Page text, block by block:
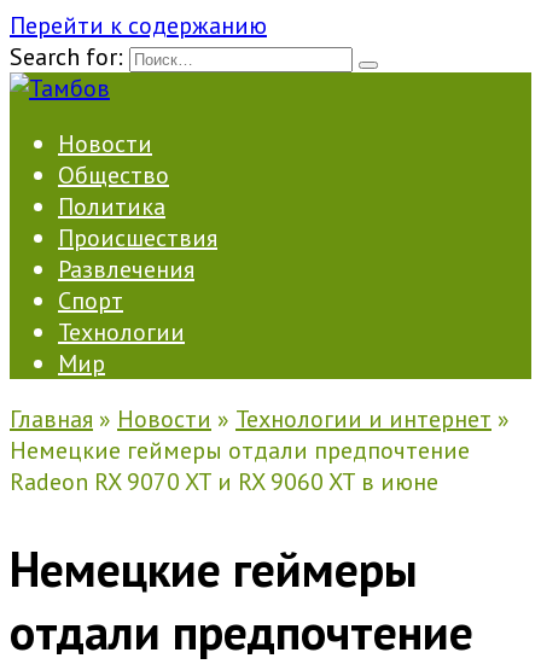
Перейти к содержанию
Search for:
Новости
Общество
Политика
Происшествия
Развлечения
Спорт
Технологии
Мир
Главная » Новости » Технологии и интернет »
Немецкие геймеры отдали предпочтение
Radeon RX 9070 XT и RX 9060 XT в июне
Немецкие геймеры
отдали предпочтение